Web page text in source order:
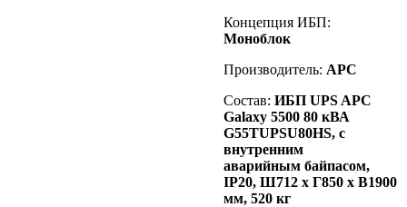
Концепция ИБП:
Моноблок
Производитель: APC
Состав: ИБП UPS APC
Galaxy 5500 80 кВА
G55TUPSU80HS, с
внутренним
аварийным байпасом,
IP20, Ш712 х Г850 х В1900
мм, 520 кг